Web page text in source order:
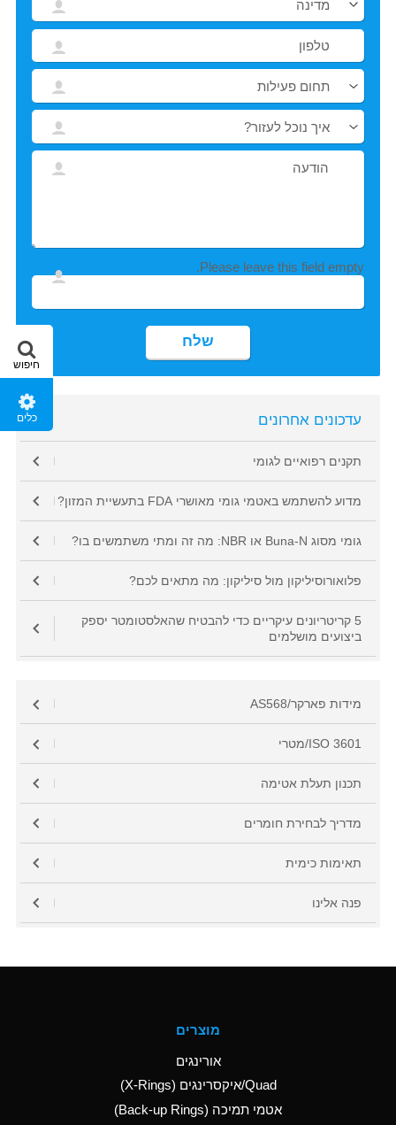
Please leave this field empty.
עדכונים אחרונים
תקנים רפואיים לגומי
מדוע להשתמש באטמי גומי מאושרי FDA בתעשיית המזון?
גומי מסוג Buna-N או NBR: מה זה ומתי משתמשים בו?
פלואורוסיליקון מול סיליקון: מה מתאים לכם?
5 קריטריונים עיקריים כדי להבטיח שהאלסטומטר יספק
ביצועים מושלמים
מידות פארקר/AS568
ISO 3601/מטרי
תכנון תעלת אטימה
מדריך לבחירת חומרים
תאימות כימית
פנה אלינו
מוצרים
אורינגים
Quad/איקסרינגים (X-Rings)
אטמי תמיכה (Back-up Rings)
חיפוש
כלים